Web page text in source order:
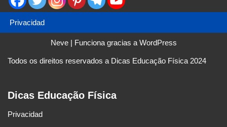
Privacidad
Neve| Funciona gracias a WordPress
Todos os direitos reservados a Dicas Educação Física 2024
Dicas Educação Física
Privacidad